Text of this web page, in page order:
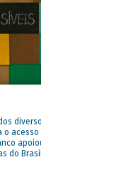
diversos
acesso à
apoiou
do Brasil e